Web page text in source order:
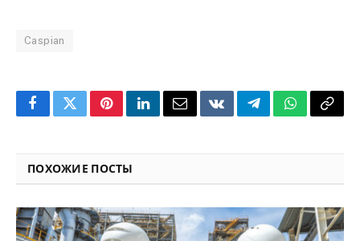
Caspian
FacebookTwitterPinterestLinkedInEmailVKontakteTelegramWhatsApp
Copy
ПОХОЖИЕ ПОСТЫ